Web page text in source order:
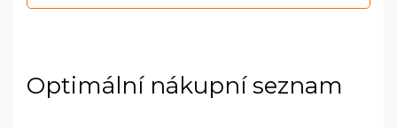
Optimální nákupní seznam